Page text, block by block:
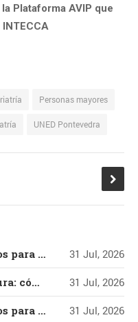
Plataforma AVIP que
Personas mayores
UNED Pontevedra
16-09-2026 – Lengua de signos para la atención al alumnado con discapacidad auditiva 31 Jul, 2026
15-09-2026 – Taller de escritura: cómo escribir y editar un libro 31 Jul, 2026
14-09-2026 – Lengua de signos para la atención al público 31 Jul, 2026